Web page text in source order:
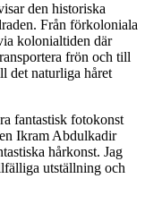
den historiska
Från förkoloniala
kolonialtiden där
frön och till
det naturliga håret
fantastisk fotokonst
Ikram Abdulkadir
hårkonst. Jag
utställning och